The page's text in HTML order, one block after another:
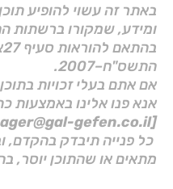
באתר זה עשוי להופיע
ומידע, שמקורו ברשתות
התשס"ח–2007.
אם אתם בעלי זכויות
אנא פנו אלינו באמצעות
[Manager@gal-gefen.co.il]
כל פנייה תיבדק בהקדם,
מתאים או שהתוכן יוסר,